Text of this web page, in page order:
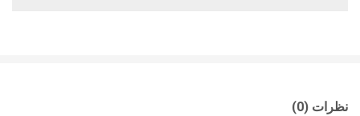
نظرات (0)